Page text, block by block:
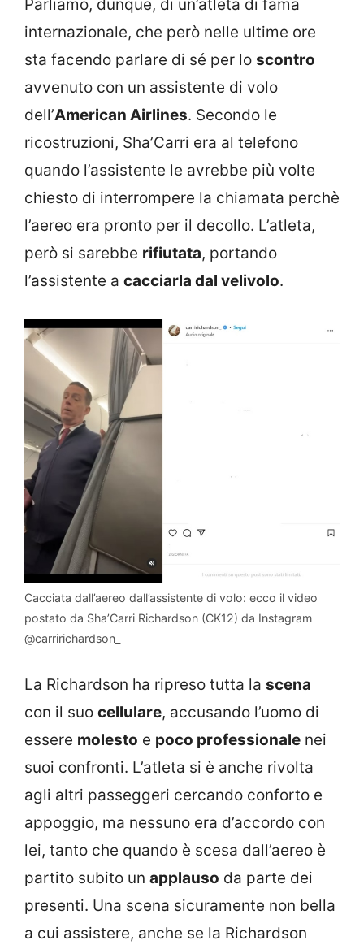
Parliamo, dunque, di un’atleta di fama
internazionale, che però nelle ultime ore
sta facendo parlare di sé per lo scontro
avvenuto con un assistente di volo
dell’American Airlines. Secondo le
ricostruzioni, Sha’Carri era al telefono
quando l’assistente le avrebbe più volte
chiesto di interrompere la chiamata perchè
l’aereo era pronto per il decollo. L’atleta,
però si sarebbe rifiutata, portando
l’assistente a cacciarla dal velivolo.
Cacciata dall’aereo dall’assistente di volo: ecco il video
postato da Sha’Carri Richardson (CK12) da Instagram
@carririchardson_
La Richardson ha ripreso tutta la scena
con il suo cellulare, accusando l’uomo di
essere molesto e poco professionale nei
suoi confronti. L’atleta si è anche rivolta
agli altri passeggeri cercando conforto e
appoggio, ma nessuno era d’accordo con
lei, tanto che quando è scesa dall’aereo è
partito subito un applauso da parte dei
presenti. Una scena sicuramente non bella
a cui assistere, anche se la Richardson